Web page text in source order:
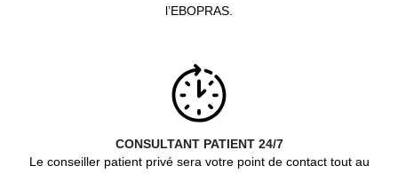
l’EBOPRAS.
CONSULTANT PATIENT 24/7
Le conseiller patient privé sera votre point de contact tout au